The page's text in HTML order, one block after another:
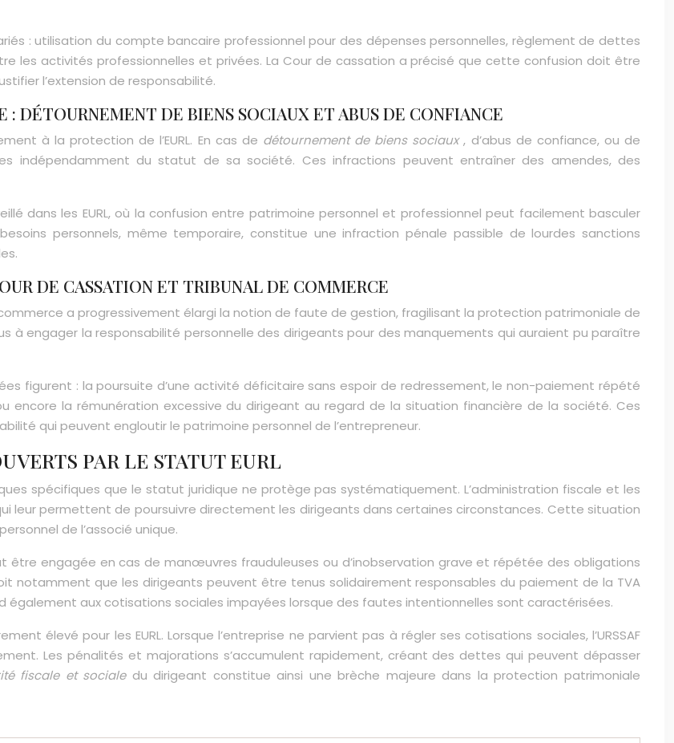
: utilisation du compte bancaire professionnel pour des dépenses personnelles, règlement de dettes
les activités professionnelles et privées. La Cour de cassation a précisé que cette confusion doit être
l’extension de responsabilité.
: DÉTOURNEMENT DE BIENS SOCIAUX ET ABUS DE CONFIANCE
à la protection de l’EURL. En cas de détournement de biens sociaux, d’abus de confiance, ou de
indépendamment du statut de sa société. Ces infractions peuvent entraîner des amendes, des
dans les EURL, où la confusion entre patrimoine personnel et professionnel peut facilement basculer
personnels, même temporaire, constitue une infraction pénale passible de lourdes sanctions
DE CASSATION ET TRIBUNAL DE COMMERCE
a progressivement élargi la notion de faute de gestion, fragilisant la protection patrimoniale de
à engager la responsabilité personnelle des dirigeants pour des manquements qui auraient pu paraître
figurent : la poursuite d’une activité déficitaire sans espoir de redressement, le non-paiement répété
encore la rémunération excessive du dirigeant au regard de la situation financière de la société. Ces
qui peuvent engloutir le patrimoine personnel de l’entrepreneur.
PAR LE STATUT EURL
spécifiques que le statut juridique ne protège pas systématiquement. L’administration fiscale et les
leur permettent de poursuivre directement les dirigeants dans certaines circonstances. Cette situation
de l’associé unique.
être engagée en cas de manœuvres frauduleuses ou d’inobservation grave et répétée des obligations
notamment que les dirigeants peuvent être tenus solidairement responsables du paiement de la TVA
aux cotisations sociales impayées lorsque des fautes intentionnelles sont caractérisées.
élevé pour les EURL. Lorsque l’entreprise ne parvient pas à régler ses cotisations sociales, l’URSSAF
Les pénalités et majorations s’accumulent rapidement, créant des dettes qui peuvent dépasser
fiscale et sociale du dirigeant constitue ainsi une brèche majeure dans la protection patrimoniale